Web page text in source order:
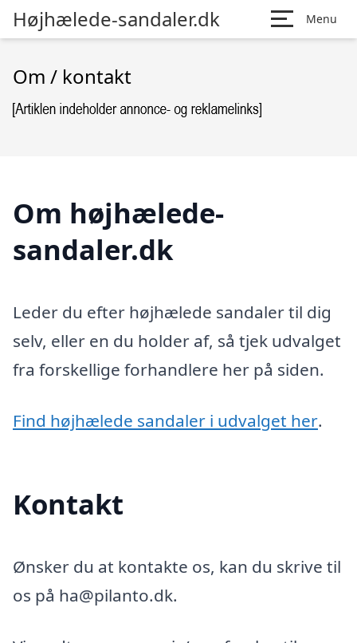
Højhælede-sandaler.dk Menu
Om / kontakt
Om højhælede-
sandaler.dk
Leder du efter højhælede sandaler til dig
selv, eller en du holder af, så tjek udvalget
fra forskellige forhandlere her på siden.
Find højhælede sandaler i udvalget her.
Kontakt
Ønsker du at kontakte os, kan du skrive til
os på ha@pilanto.dk.